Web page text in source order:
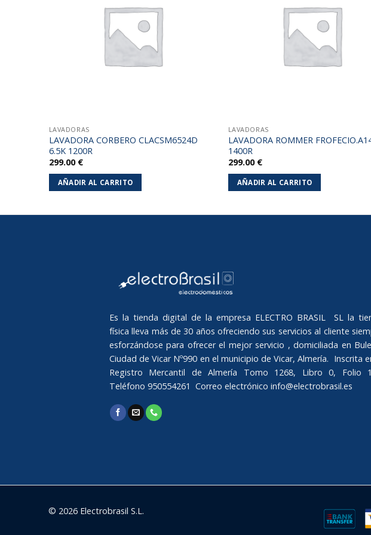
LAVADORAS
LAVADORA CORBERO CLACSM6524D
6.5K 1200R
299.00 €
AÑADIR AL CARRITO
LAVADORAS
LAVADORA ROMMER
1400R
299.00 €
AÑADIR AL CARRITO
Es la tienda digital de la empresa ELECTRO BRASIL SL la
física lleva más de 30 años ofreciendo sus servicios al cliente
esforzándose para ofrecer el mejor servicio , domiciliada en
Ciudad de Vicar Nº990 en el municipio de Vicar, Almería. Inscrita
Registro Mercantil de Almería Tomo 1268, Libro 0, Folio
Teléfono 950554261 Correo electrónico info@electrobrasil.es
© 2026 Electrobrasil S.L.